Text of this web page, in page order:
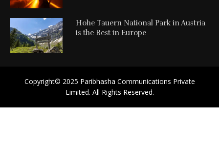
Hohe Tauern National Park in Austria
is the Best in Europe
Copyright©️ 2025 Paribhasha Communications Private
Limited. All Rights Reserved.